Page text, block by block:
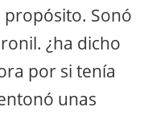
Sonó
¿ha dicho
por si tenía
unas